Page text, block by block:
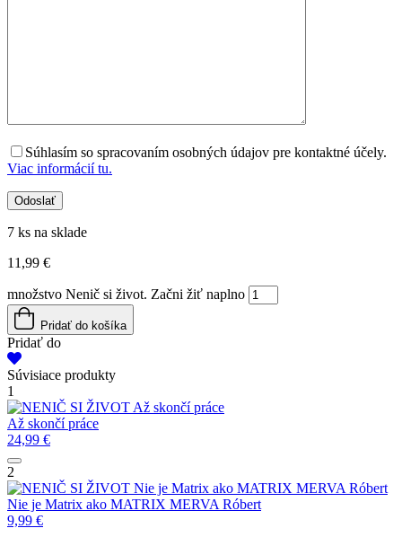
Súhlasím so spracovaním osobných údajov pre kontaktné účely.
Viac informácií tu.
7 ks na sklade
11,99 €
množstvo Nenič si život. Začni žiť naplno
Pridať do košíka
Pridať do
Súvisiace produkty
1
Až skončí práce
Až skončí práce
24,99 €
2
Nie je Matrix ako MATRIX MERVA Róbert
Nie je Matrix ako MATRIX MERVA Róbert
9,99 €